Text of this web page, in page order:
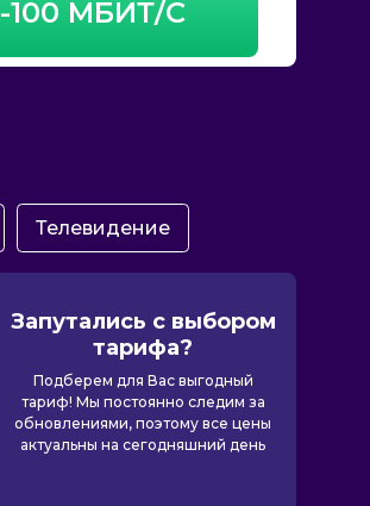
-100 МБИТ/С
Телевидение
Запутались с выбором
тарифа?
Подберем для Вас выгодный
тариф! Мы постоянно следим за
обновлениями, поэтому все цены
актуальны на сегодняшний день